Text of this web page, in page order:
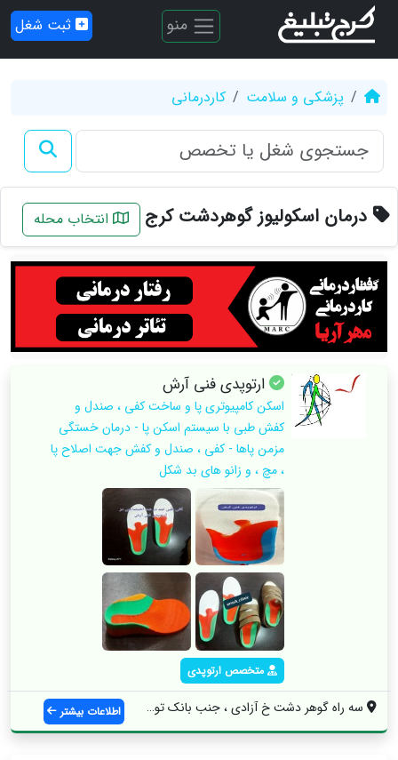
منو ثبت شغل
پزشکی و سلامت کاردرمانی
درمان اسکولیوز گوهردشت کرج انتخاب محله
ارتوپدی فنی آرش
اسکن کامپیوتری پا و ساخت کفی ، صندل و
کفش طبی با سیستم‌ اسکن پا - درمان خستگی
مزمن پاها - کفی ، صندل و کفش جهت اصلاح پا
، مچ ، و زانو های بد شکل
متخصص ارتوپدی
سه راه گوهر دشت خ آزادی ، جنب بانک توسعه... اطلاعات بیشتر